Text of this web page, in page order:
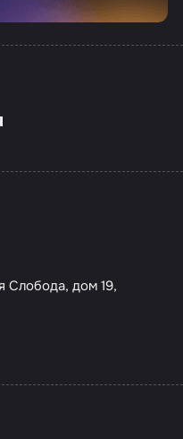
Слобода, дом 19,